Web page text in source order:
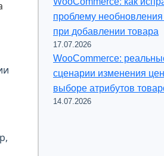
проблему
при добавлении товара
17.07.2026
WooCommerce:
сценарии изменения
выборе атрибутов
14.07.2026